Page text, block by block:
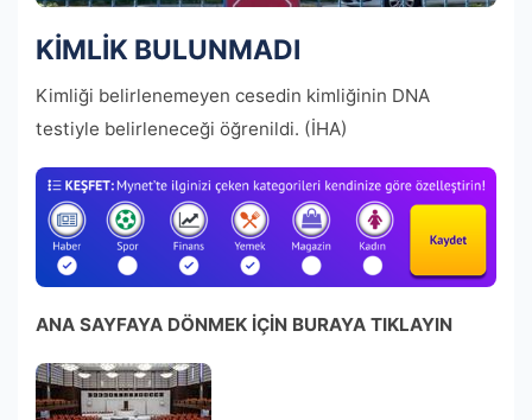
KİMLİK BULUNMADI
Kimliği belirlenemeyen cesedin kimliğinin DNA
testiyle belirleneceği öğrenildi. (İHA)
ANA SAYFAYA DÖNMEK İÇİN BURAYA TIKLAYIN